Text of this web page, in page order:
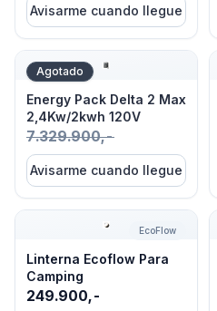
Avisarme cuando llegue
Energy Pack Delta 2 Max
Agotado
Energy Pack Delta 2 Max
2,4Kw/2kwh 120V
7.329.900,-
Avisarme cuando llegue
Linterna Ecoflow Para
EcoFlow
Linterna Ecoflow Para
Camping
249.900,-